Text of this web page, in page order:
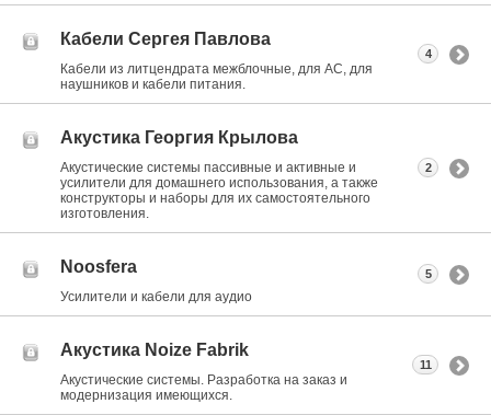
Кабели Сергея Павлова
Кабели из литцендрата межблочные, для АС, для
наушников и кабели питания.
4
Акустика Георгия Крылова
Акустические системы пассивные и активные и
усилители для домашнего использования, а также
конструкторы и наборы для их самостоятельного
изготовления.
2
Noosfera
Усилители и кабели для аудио
5
Акустика Noize Fabrik
Акустические системы. Разработка на заказ и
модернизация имеющихся.
11